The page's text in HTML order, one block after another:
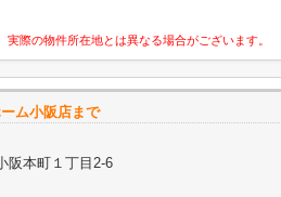
際の物件所在地とは異なる場合がございます。
ム小阪店まで
阪本町１丁目2-6